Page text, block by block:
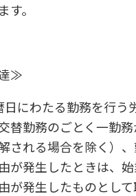
す。
≫
日にわたる勤務を行う
交替勤務のごとく一勤
される場合を除く）
が発生したときは、
が発生したものとし